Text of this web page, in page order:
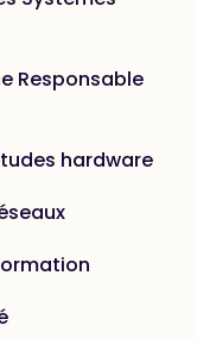
Responsable
hardware